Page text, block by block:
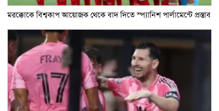
মরক্কোকে বিশ্বকাপ আয়োজক থেকে বাদ দিতে স্প্যানিশ পার্লামেন্টে প্রস্তাব